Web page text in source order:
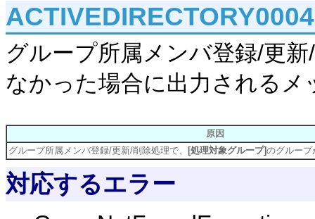
グループ所属メンバ登録/更
なかった場合に出力される
原因
グループ所属メンバ登録/更新/削除処理で、 [処理対象グループ]のグループ
対応するエラー